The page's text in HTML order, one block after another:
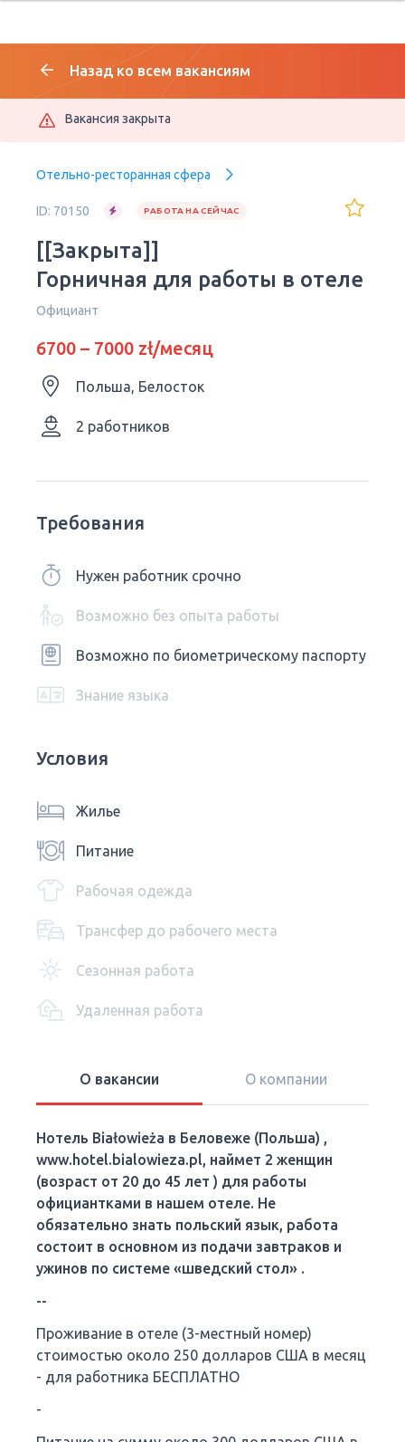
Назад ко всем вакансиям
Вакансия закрыта
Отельно-ресторанная сфера
ID: 70150 РАБОТА НА СЕЙЧАС
[[Закрыта]]
Горничная для работы в отеле
Официант
6700 – 7000 zł/месяц
Польша, Белосток
2 работников
Требования
Нужен работник срочно
Возможно без опыта работы
Возможно по биометрическому паспорту
Знание языка
Условия
Жилье
Питание
Рабочая одежда
Трансфер до рабочего места
Сезонная работа
Удаленная работа
О вакансии О компании
Hотель Białowieża в Беловеже (Польша) ,
www.hotel.bialowieza.pl, наймет 2 женщин
(возраст от 20 до 45 лет ) для работы
официантками в нашем отеле. Не
обязательно знать польский язык, работа
состоит в основном из подачи завтраков и
ужинов по системе «шведский стол» .
--
Проживание в отеле (3-местный номер)
стоимостью около 250 долларов США в месяц
- для работника БЕСПЛАТНО
-